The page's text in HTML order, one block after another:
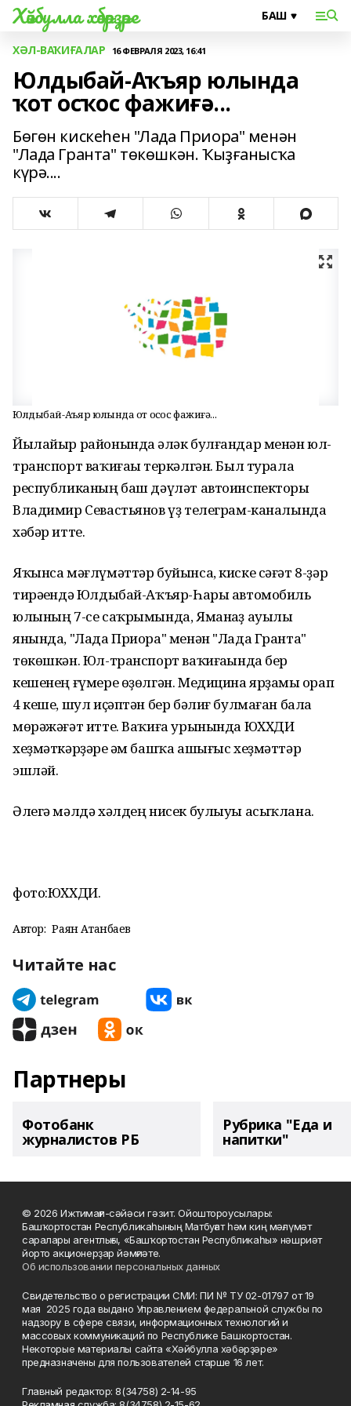
Хәйбулла хәбәрҙәре
ХӘЛ-ВАҠИҒАЛАР 16 ФЕВРАЛЯ 2023, 16:41
Юлдыбай-Аҡъяр юлында
ҡот осҡос фажиғә...
Бөгөн кискеһен "Лада Приора" менән
"Лада Гранта" төкөшкән. Ҡыҙғанысҡа
күрә....
Юлдыбай-Аҡъяр юлында ҡот осҡос фажиғә...
Йылайыр районында һәләк булғандар менән юл-
транспорт ваҡиғаһы теркәлгән. Был турала
республиканың баш дәүләт автоинспекторы
Владимир Севастьянов үҙ телеграм-каналында
хәбәр итте.
Яҡынса мәғлүмәттәр буйынса, киске сәғәт 8-ҙәр
тирәһендә Юлдыбай-Аҡъяр-Һары автомобиль
юлының 7-се саҡрымында, Яманһаҙ ауылы
янында, "Лада Приора" менән "Лада Гранта"
төкөшкән. Юл-транспорт ваҡиғаһында бер
кешенең ғүмере өҙөлгән. Медицина ярҙамы һорап
4 кеше, шул иҫәптән бер бәлиғ булмаған бала
мөрәжәғәт итте. Ваҡиға урынында ЮХХДИ
хеҙмәткәрҙәре һәм башҡа ашығыс хеҙмәттәр
эшләй.
Әлегә мәлдә хәлдең нисек булыуы асыҡлана.
фото:ЮХХДИ.
Автор: Раян Атанбаев
Читайте нас
Партнеры
Фотобанк
журналистов РБ
Рубрика "Еда и
напитки"
© 2026 Ижтимағи-сәйәси гәзит. Ойоштороусылары:
Башҡортостан Республикаһының Матбуғат һәм киң мәғлүмәт
саралары агентлығы, «Башҡортостан Республикаһы» нәшриәт
йорто акционерҙар йәмғиәте.
Об использовании персональных данных
Свидетельство о регистрации СМИ: ПИ № ТУ 02-01797 от 19
мая 2025 года выдано Управлением федеральной службы по
надзору в сфере связи, информационных технологий и
массовых коммуникаций по Республике Башкортостан.
Некоторые материалы сайта «Хәйбулла хәбәрҙәре»
предназначены для пользователей старше 16 лет.
Главный редактор: 8(34758) 2-14-95